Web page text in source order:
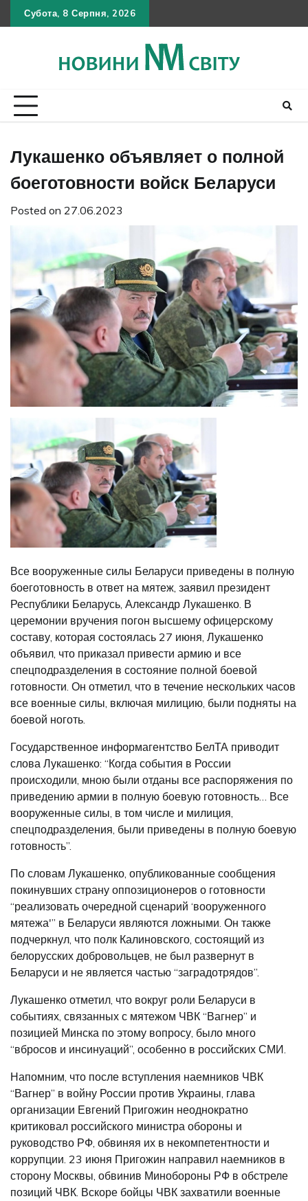
to
Субота, 8 Серпня, 2026
Лукашенко объявляет о полной
боеготовности войск Беларуси
Posted on 27.06.2023
Все вооруженные силы Беларуси приведены в полную
боеготовность в ответ на мятеж, заявил президент
Республики Беларусь, Александр Лукашенко. В
церемонии вручения погон высшему офицерскому
составу, которая состоялась 27 июня, Лукашенко
объявил, что приказал привести армию и все
спецподразделения в состояние полной боевой
готовности. Он отметил, что в течение нескольких часов
все военные силы, включая милицию, были подняты на
боевой ноготь.
Государственное информагентство БелТА приводит
слова Лукашенко: “Когда события в России
происходили, мною были отданы все распоряжения по
приведению армии в полную боевую готовность… Все
вооруженные силы, в том числе и милиция,
спецподразделения, были приведены в полную боевую
готовность”.
По словам Лукашенко, опубликованные сообщения
покинувших страну оппозиционеров о готовности
“реализовать очередной сценарий ‘вооруженного
мятежа'” в Беларуси являются ложными. Он также
подчеркнул, что полк Калиновского, состоящий из
белорусских добровольцев, не был развернут в
Беларуси и не является частью “заградотрядов”.
Лукашенко отметил, что вокруг роли Беларуси в
событиях, связанных с мятежом ЧВК “Вагнер” и
позицией Минска по этому вопросу, было много
“вбросов и инсинуаций”, особенно в российских СМИ.
Напомним, что после вступления наемников ЧВК
“Вагнер” в войну России против Украины, глава
организации Евгений Пригожин неоднократно
критиковал российского министра обороны и
руководство РФ, обвиняя их в некомпетентности и
коррупции. 23 июня Пригожин направил наемников в
сторону Москвы, обвинив Минобороны РФ в обстреле
позиций ЧВК. Вскоре бойцы ЧВК захватили военные